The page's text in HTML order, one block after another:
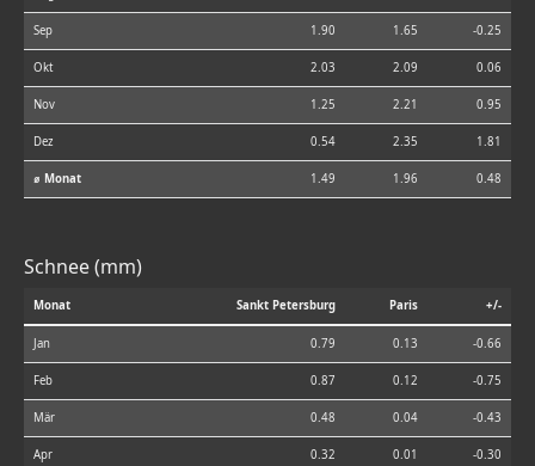
Sep 1.90 1.65 -0.25
Okt 2.03 2.09 0.06
Nov 1.25 2.21 0.95
Dez 0.54 2.35 1.81
⌀ Monat 1.49 1.96 0.48
Schnee (mm)
Monat Sankt Petersburg Paris +/-
Jan 0.79 0.13 -0.66
Feb 0.87 0.12 -0.75
Mär 0.48 0.04 -0.43
Apr 0.32 0.01 -0.30